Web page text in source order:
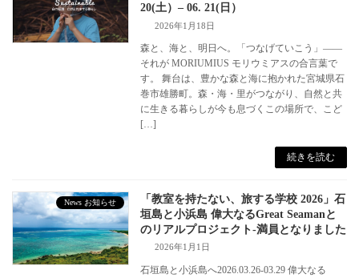
20(土）– 06. 21(日）
2026年1月18日
森と、海と、明日へ。「つなげていこう」——
それが MORIUMIUS モリウミアスの合言葉で
す。 舞台は、豊かな森と海に抱かれた宮城県石
巻市雄勝町。森・海・里がつながり、自然と共
に生きる暮らしが今も息づくこの場所で、こど
[…]
続きを読む
News お知らせ
「教室を持たない、旅する学校 2026」石
垣島と小浜島 偉大なるGreat Seamanと
のリアルプロジェクト-満員となりました
2026年1月1日
石垣島と小浜島へ2026.03.26-03.29 偉大なる